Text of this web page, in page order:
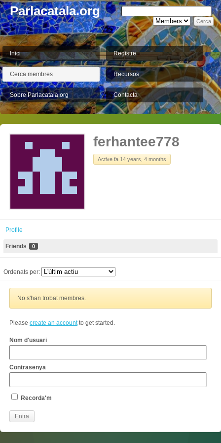
Parlacatala.org
Inici Registre
Cerca membres Recursos
Sobre Parlacatala.org Contacta
ferhantee778
Active fa 14 years, 4 months
Profile
Friends 0
Ordenats per:
No s'han trobat membres.
Please create an accountto get started.
Nom d'usuari
Contrasenya
Recorda'm